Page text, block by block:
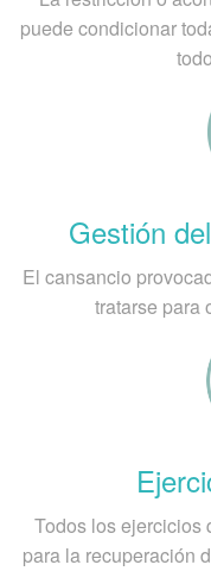
puede condicionar
Gestión
El cansancio
tratarse para
Todos los ejercicios
para la recuperación